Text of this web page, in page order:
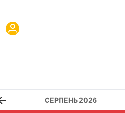
СЕРПЕНЬ 2026